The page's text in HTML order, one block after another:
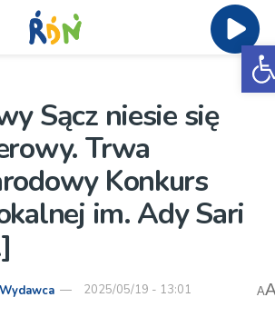
Sącz niesie się
Trwa
Konkurs
im. Ady Sari
Wydawca 2025/05/19 - 13:01 A